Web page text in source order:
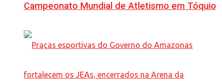
Campeonato Mundial de Atletismo em Tóquio